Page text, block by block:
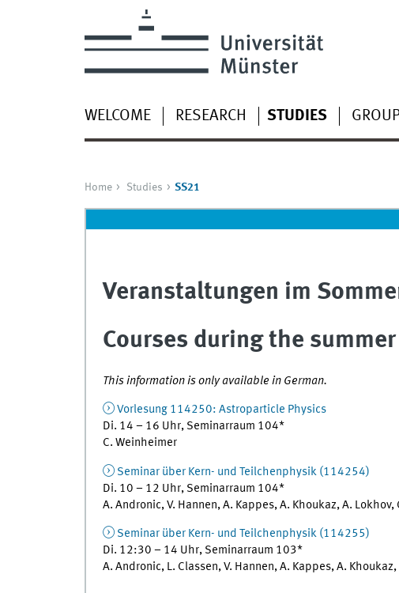
WELCOME RESEARCH STUDIES
Home Studies SS21
Veranstaltungen im
Courses during the
This information is only available in German.
Vorlesung 114250: Astroparticle Physics
Di. 14 – 16 Uhr, Seminarraum 104*
C. Weinheimer
Seminar über Kern- und Teilchenphysik (114254)
Di. 10 – 12 Uhr, Seminarraum 104*
A. Andronic, V. Hannen, A. Kappes, A. Khoukaz, A.
Seminar über Kern- und Teilchenphysik (114255)
Di. 12:30 – 14 Uhr, Seminarraum 103*
A. Andronic, L. Classen, V. Hannen, A. Kappes, A.